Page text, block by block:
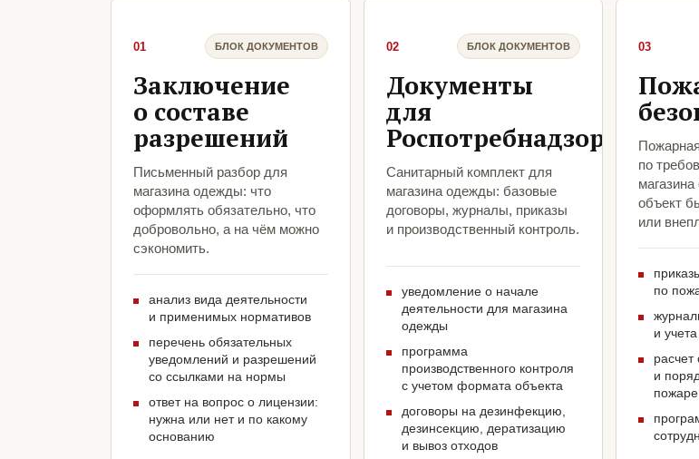
01 БЛОК ДОКУМЕНТОВ
Заключение
о составе
разрешений
Письменный разбор для
магазина одежды: что
оформлять обязательно, что
добровольно, а на чём можно
сэкономить.
анализ вида деятельности
и применимых нормативов
перечень обязательных
уведомлений и разрешений
со ссылками на нормы
ответ на вопрос о лицензии:
нужна или нет и по какому
основанию
02 БЛОК ДОКУМЕНТОВ
Документы
для
Роспотребнадзора
Санитарный комплект для
магазина одежды: базовые
договоры, журналы, приказы
и производственный контроль.
уведомление о начале
деятельности для магазина
одежды
программа
производственного контроля
с учетом формата объекта
договоры на дезинфекцию,
дезинсекцию, дератизацию
и вывоз отходов
03
по
объект
или
по
и
расчет
и